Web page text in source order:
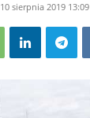
10 sierpnia 2019 13:09